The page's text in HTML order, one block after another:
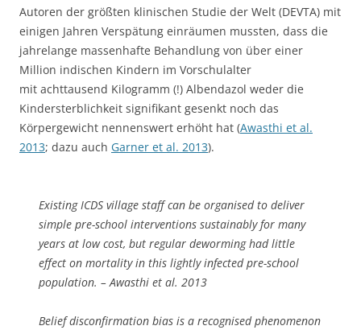
Autoren der größten klinischen Studie der Welt (DEVTA) mit
einigen Jahren Verspätung einräumen mussten, dass die
jahrelange massenhafte Behandlung von über einer
Million indischen Kindern im Vorschulalter
mit achttausend Kilogramm (!) Albendazol weder die
Kindersterblichkeit signifikant gesenkt noch das
Körpergewicht nennenswert erhöht hat (Awasthi et al.
2013; dazu auch Garner et al. 2013).
Existing ICDS village staff can be organised to deliver
simple pre-school interventions sustainably for many
years at low cost, but regular deworming had little
effect on mortality in this lightly infected pre-school
population. – Awasthi et al. 2013
Belief disconfirmation bias is a recognised phenomenon